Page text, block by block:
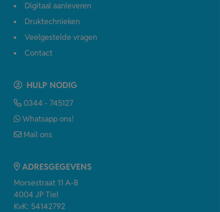
Digitaal aanleveren
Druktechnieken
Veelgestelde vragen
Contact
HULP NODIG
0344 - 745127
Whatsapp ons!
Mail ons
ADRESGEGEVENS
Morsestraat 11 A-B
4004 JP Tiel
KvK: 54142792